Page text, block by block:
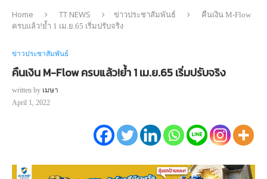
Home TT NEWS ข่าวประชาสัมพันธ์
คืนเงิน M-Flow
ครบแล้ว!ย้ำ 1 เม.ย.65 เริ่มปรับจริง
ข่าวประชาสัมพันธ์
คืนเงิน M-Flow ครบแล้ว!ย้ำ 1 เม.ย.65 เริ่มปรับจริง
written by เมษา
April 1, 2022